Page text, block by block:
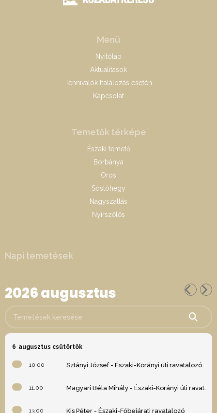
Menü
Nyitólap
Aktualitások
Tennivalók halálozás esetén
Kapcsolat
Temetők térképe
Északi temető
Borbánya
Oros
Sóstóhegy
Nagyszállás
Nyírszőlős
Napi temetések
2026 augusztus
6 augusztus csütörtök
10:00 Sztányi József - Északi-Korányi úti ravatalozó
11:00 Magyari Béla Mihály - Északi-Korányi úti ravatalozó
13:00 Kis Péter - Északi-Főbejárati ravatalozó